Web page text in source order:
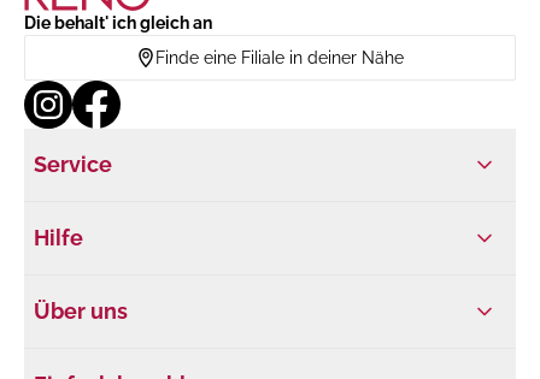
Die behalt' ich gleich an
Finde eine Filiale in deiner Nähe
Service
Hilfe
Über uns